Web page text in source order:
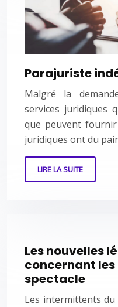
Parajuriste
Malgré la
services juridiques
que peuvent
juridiques ont du
LIRE LA SUITE
Les nouvelles
concernant
spectacle
Les intermittents